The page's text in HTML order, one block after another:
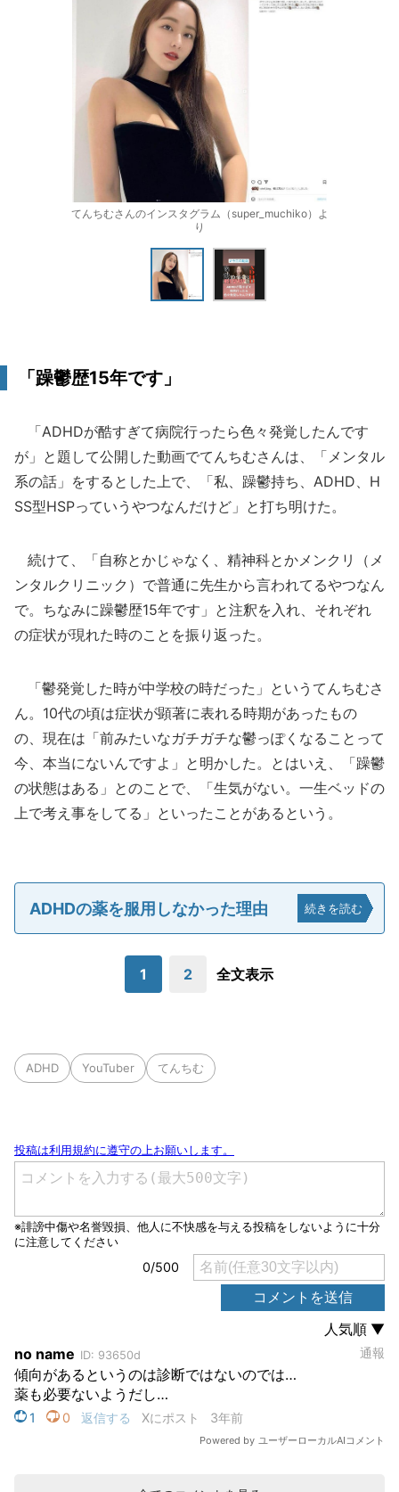
てんちむさんのインスタグラム（super_muchiko）よ
り
「躁鬱歴15年です」
「ADHDが酷すぎて病院行ったら色々発覚したんです
が」と題して公開した動画でてんちむさんは、「メンタル
系の話」をするとした上で、「私、躁鬱持ち、ADHD、H
SS型HSPっていうやつなんだけど」と打ち明けた。
続けて、「自称とかじゃなく、精神科とかメンクリ（メ
ンタルクリニック）で普通に先生から言われてるやつなん
で。ちなみに躁鬱歴15年です」と注釈を入れ、それぞれ
の症状が現れた時のことを振り返った。
「鬱発覚した時が中学校の時だった」というてんちむさ
ん。10代の頃は症状が顕著に表れる時期があったもの
の、現在は「前みたいなガチガチな鬱っぽくなることって
今、本当にないんですよ」と明かした。とはいえ、「躁鬱
の状態はある」とのことで、「生気がない。一生ベッドの
上で考え事をしてる」といったことがあるという。
ADHDの薬を服用しなかった理由 続きを読む
1 2 全文表示
ADHD YouTuber てんちむ